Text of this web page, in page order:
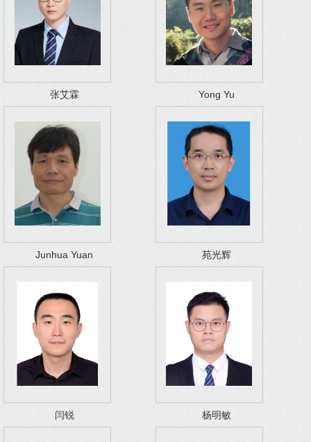
张艾霖 Yong Yu
Junhua Yuan 苑光辉
闫锐 杨明敏